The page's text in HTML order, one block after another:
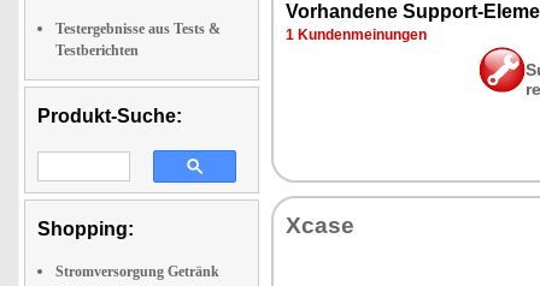
Testergebnisse aus Tests &
Testberichten
Produkt-Suche:
Shopping:
Stromversorgung Getränk
Vor­han­de­ne Sup­port-
1 Kun­den­mei­nun­gen
Xca­se